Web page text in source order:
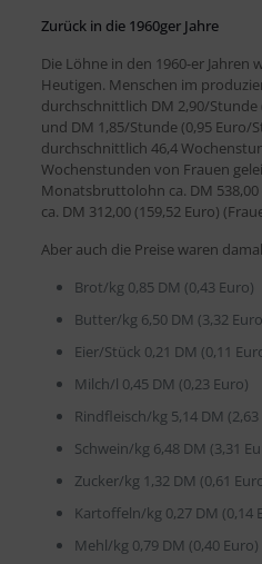
Zurück in die 1960ger Jahre
Die Löhne in den 1960-er Jahren
Heutigen. Menschen im
durchschnittlich DM 2,90/
und DM 1,85/Stunde (0,95 Euro/
durchschnittlich 46,4
Wochenstunden von Frauen
Monatsbruttolohn ca. DM
ca. DM 312,00 (159,52 Euro)
Aber auch die Preise waren
Brot/kg 0,85 DM (0,43 Euro)
Butter/kg 6,50 DM (3,32
Eier/Stück 0,21 DM (0,11
Milch/l 0,45 DM (0,23 Euro)
Rindfleisch/kg 5,14 DM (2,63
Schwein/kg 6,48 DM (3,31
Zucker/kg 1,32 DM (0,61
Kartoffeln/kg 0,27 DM (0,14
Mehl/kg 0,79 DM (0,40 Euro)